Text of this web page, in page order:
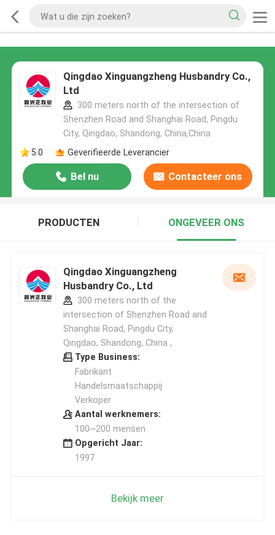
Qingdao Xinguangzheng Husbandry Co.,
Ltd
300 meters north of the intersection of
Shenzhen Road and Shanghai Road, Pingdu
City, Qingdao, Shandong, China,China
5.0
Geverifieerde Leverancier
Bel nu Contacteer ons
PRODUCTEN ONGEVEER ONS
Qingdao Xinguangzheng
Husbandry Co., Ltd
300 meters north of the
intersection of Shenzhen Road and
Shanghai Road, Pingdu City,
Qingdao, Shandong, China ,
Type Business:
Fabrikant
Handelsmaatschappij
Verkoper
Aantal werknemers:
100~200 mensen
Opgericht Jaar:
1997
Bekijk meer